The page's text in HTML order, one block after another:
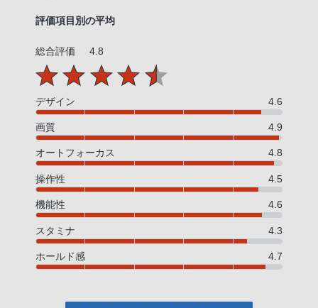
評価項目別の平均
総合評価 4.8
デザイン 4.6
画質 4.9
オートフォーカス 4.8
操作性 4.5
機能性 4.6
スタミナ 4.3
ホールド感 4.7